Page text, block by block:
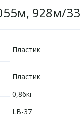
928м/
Пластик
Пластик
0,86кг
LB-37